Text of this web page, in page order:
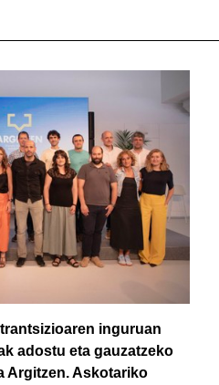
inguruan
adostu eta gauzatzeko
Argitzen. Askotariko